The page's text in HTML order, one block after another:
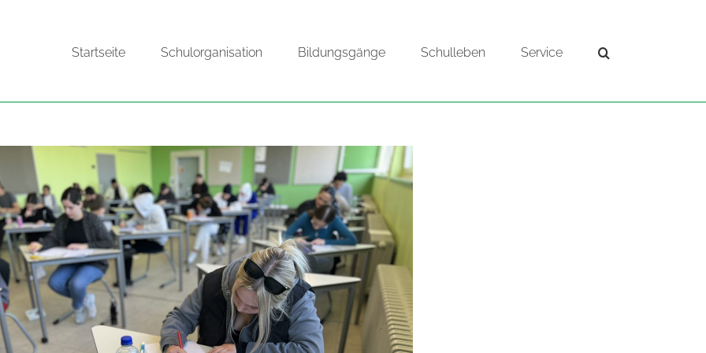
Startseite Schulorganisation Bildungsgänge Schulleben Service